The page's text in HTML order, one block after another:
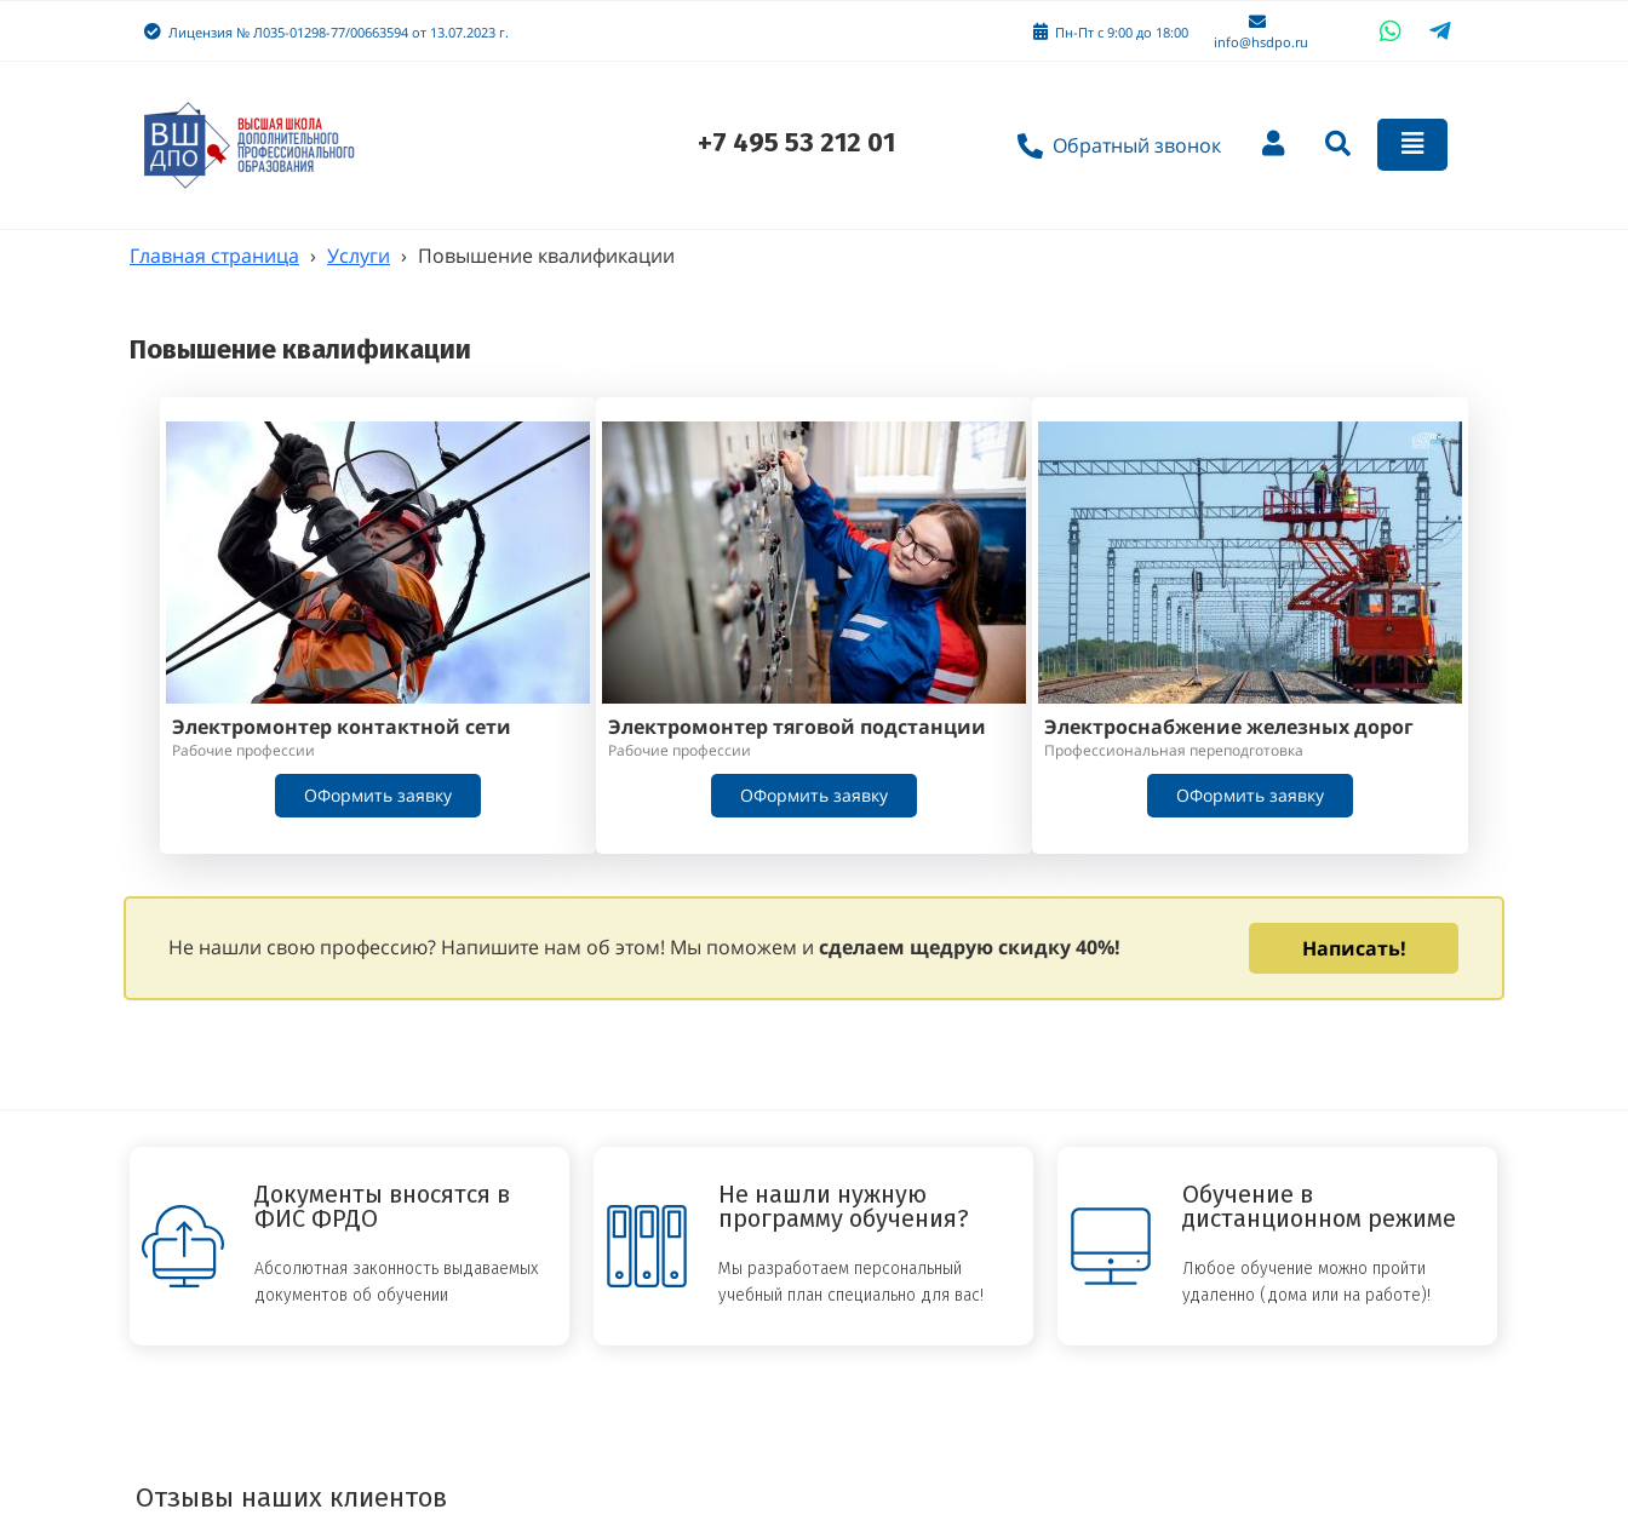
Лицензия № Л035-01298-77/00663594 от 13.07.2023 г. Пн-Пт с 9:00 до 18:00
info@hsdpo.ru
+7 495 53 212 01 Обратный звонок
Главная страница › Услуги › Повышение квалификации
Повышение квалификации
Электромонтер контактной сети
Рабочие профессии
ОФормить заявку
Электромонтер тяговой подстанции
Рабочие профессии
ОФормить заявку
Электроснабжение железных дорог
Профессиональная переподготовка
ОФормить заявку
Не нашли свою профессию? Напишите нам об этом! Мы поможем и сделаем щедруюскидку 40%! Написать!
Документы вносятся в
ФИС ФРДО
Абсолютная законность выдаваемых
документов об обучении
Не нашли нужную
программу обучения?
Мы разработаем персональный
учебный план специально для вас!
Обучение в
дистанционном режиме
Любое обучение можно пройти
удаленно (дома или на работе)!
Отзывы наших клиентов